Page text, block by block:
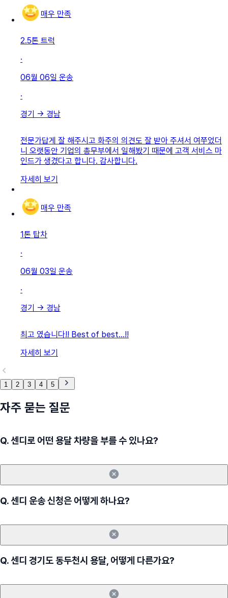
매우 만족
2.5톤 트럭
·
06월 06일 운송
·
경기 → 경남
전문가답게 잘 해주시고 화주의 의견도 잘 받아 주셔서 여쭈었더
니 오랫동안 기업의 총무부에서 일해봤기 때문에 고객 서비스 마
인드가 생겼다고 합니다. 감사합니다.
자세히 보기
매우 만족
1톤 탑차
·
06월 03일 운송
·
경기 → 경남
최고 였습니다!! Best of best…!!
자세히 보기
1 2 3 4 5
자주 묻는 질문
Q.센디로 어떤 용달 차량을 부를 수 있나요?
Q.센디 운송 신청은 어떻게 하나요?
Q.센디 경기도 동두천시 용달, 어떻게 다른가요?